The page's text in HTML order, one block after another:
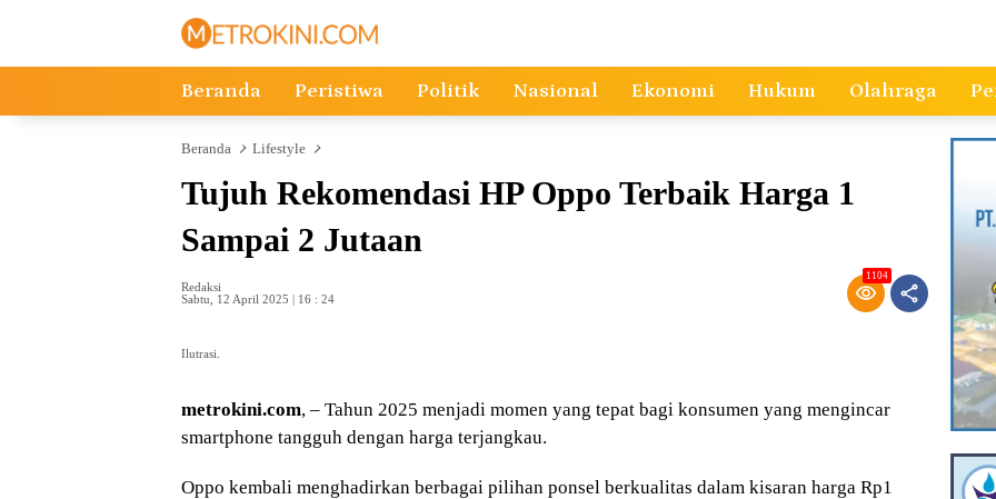
Beranda Peristiwa Politik Nasional Ekonomi Hukum Olahraga
Beranda Lifestyle
Tujuh Rekomendasi HP Oppo Terbaik Harga 1
Sampai 2 Jutaan
Redaksi
Sabtu, 12 April 2025 | 16 : 24
1104
Ilutrasi.
metrokini.com, – Tahun 2025 menjadi momen yang tepat bagi konsumen yang mengincar
smartphone tangguh dengan harga terjangkau.
Oppo kembali menghadirkan berbagai pilihan ponsel berkualitas dalam kisaran harga Rp1